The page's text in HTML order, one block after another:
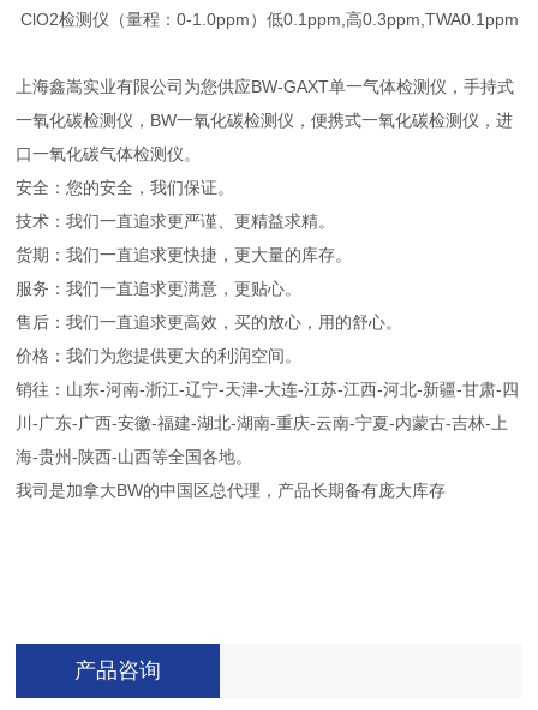
ClO2检测仪（量程：0-1.0ppm）低0.1ppm,高0.3ppm,TWA0.1ppm
上海鑫嵩实业有限公司为您供应BW-GAXT单一气体检测仪，手持式
一氧化碳检测仪，BW一氧化碳检测仪，便携式一氧化碳检测仪，进
口一氧化碳气体检测仪。
安全：您的安全，我们保证。
技术：我们一直追求更严谨、更精益求精。
货期：我们一直追求更快捷，更大量的库存。
服务：我们一直追求更满意，更贴心。
售后：我们一直追求更高效，买的放心，用的舒心。
价格：我们为您提供更大的利润空间。
销往：山东-河南-浙江-辽宁-天津-大连-江苏-江西-河北-新疆-甘肃-四
川-广东-广西-安徽-福建-湖北-湖南-重庆-云南-宁夏-内蒙古-吉林-上
海-贵州-陕西-山西等全国各地。
我司是加拿大BW的中国区总代理，产品长期备有庞大库存
产品咨询